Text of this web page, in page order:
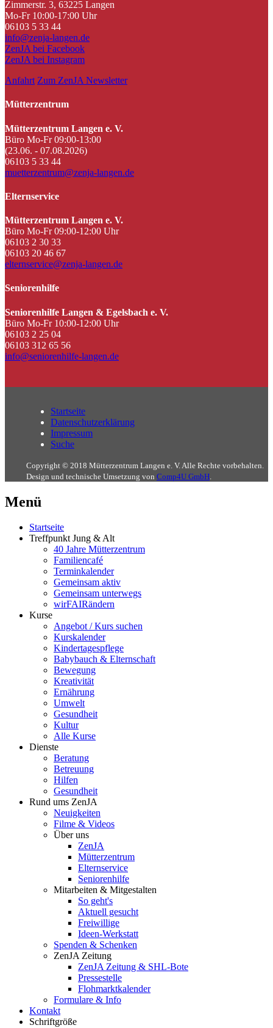
Zimmerstr. 3, 63225 Langen
Mo-Fr 10:00-17:00 Uhr
06103 5 33 44
info@zenja-langen.de
ZenJA bei Facebook
ZenJA bei Instagram
Anfahrt Zum ZenJA Newsletter
Mütterzentrum
Mütterzentrum Langen e. V.
Büro Mo-Fr 09:00-13:00
(23.06. - 07.08.2026)
06103 5 33 44
muetterzentrum@zenja-langen.de
Elternservice
Mütterzentrum Langen e. V.
Büro Mo-Fr 09:00-12:00 Uhr
06103 2 30 33
06103 20 46 67
elternservice@zenja-langen.de
Seniorenhilfe
Seniorenhilfe Langen & Egelsbach e. V.
Büro Mo-Fr 10:00-12:00 Uhr
06103 2 25 04
06103 312 65 56
info@seniorenhilfe-langen.de
Startseite
Datenschutzerklärung
Impressum
Suche
Copyright © 2018 Mütterzentrum Langen e. V. Alle Rechte vorbehalten.
Design und technische Umsetzung von Comp4U GmbH
Menü
Startseite
Treffpunkt Jung & Alt
40 Jahre Mütterzentrum
Familiencafé
Terminkalender
Gemeinsam aktiv
Gemeinsam unterwegs
wirFAIRändern
Kurse
Angebot / Kurs suchen
Kurskalender
Kindertagespflege
Babybauch & Elternschaft
Bewegung
Kreativität
Ernährung
Umwelt
Gesundheit
Kultur
Alle Kurse
Dienste
Beratung
Betreuung
Hilfen
Gesundheit
Rund ums ZenJA
Neuigkeiten
Filme & Videos
Über uns
ZenJA
Mütterzentrum
Elternservice
Seniorenhilfe
Mitarbeiten & Mitgestalten
So geht's
Aktuell gesucht
Freiwillige
Ideen-Werkstatt
Spenden & Schenken
ZenJA Zeitung
ZenJA Zeitung & SHL-Bote
Pressestelle
Flohmarktkalender
Formulare & Info
Kontakt
Schriftgröße